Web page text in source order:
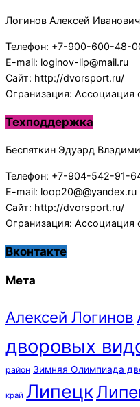
Логинов Алексей Иванович
Телефон: +7-900-600-48-
E-mail: loginov-lip@mail.ru
Сайт: http://dvorsport.ru/
Огранизация: Ассоциация
Техподдержка
Беспяткин Эдуард
Телефон: +7-904-542-91-
E-mail: loop20@@yandex.ru
Сайт: http://dvorsport.ru/
Огранизация: Ассоциация
Вконтакте
Мета
Алексей Логинов
дворовых
район Зимняя Олимпиада
край Липецк